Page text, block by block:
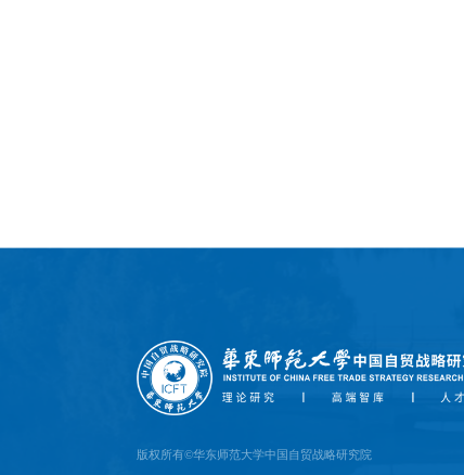
版权所有©华东师范大学中国自贸战略研究院